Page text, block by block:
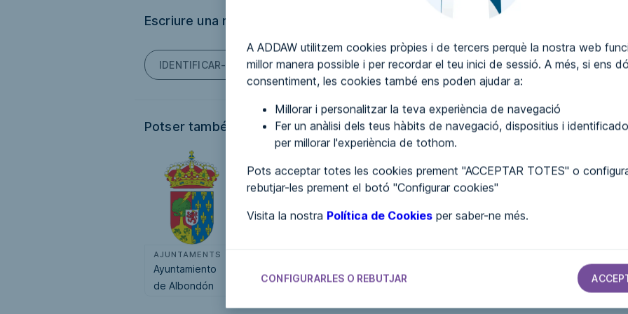
A ADDAW utilitzem cookies pròpies i de tercers perquè la nostra web
millor manera possible i per recordar el teu inici de sessió. A més, si ens
consentiment, les cookies també ens poden ajudar a:
Millorar i personalitzar la teva experiència de navegació
Fer un anàlisi dels teus hàbits de navegació, dispositius i
per millorar l'experiència de tothom.
Pots acceptar totes les cookies prement "ACCEPTAR TOTES" o
rebutjar-les prement el botó "Configurar cookies"
Visita la nostra Política de Cookies per saber-ne més.
CONFIGURARLES O REBUTJAR
Escriure una ressenya
IDENTIFICAR-TE PER PODER ESCRIURE COMENTARIS
Potser també t'interessi...
AJUNTAMENTS
Ayuntamiento
de Albondón
de Albox
de Villamayor
Ayuntamiento
de Golosalvo